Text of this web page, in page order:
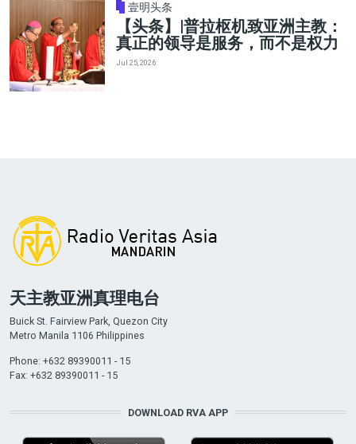
壹明头条
【头条】|普拉枢机致亚洲主教：
真正的领导是服务，而不是权力
Jul 25, 2026
天主教亚洲真理电台
Buick St. Fairview Park, Quezon City
Metro Manila 1106 Philippines
Phone: +632 89390011 - 15
Fax: +632 89390011 - 15
DOWNLOAD RVA APP